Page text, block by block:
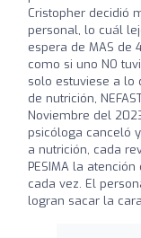
Cristopher decidió
personal, lo cuál
espera de MAS de
como si uno NO
solo estuviese a lo
de nutrición,
Noviembre del
psicóloga canceló
a nutrición, cada
PESIMA la
cada vez. El
logran sacar la